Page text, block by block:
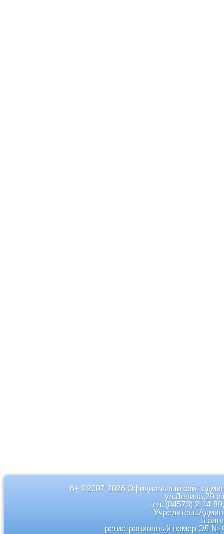
6+ ©2007-2026 Официальный сайт
ул.Ленина,29
тел. (84573) 2-14-
регистрационный номер ЭЛ №